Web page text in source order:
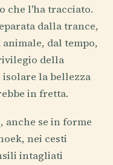
che l'ha tracciato.
dalla trance,
dal tempo,
della
isolare la bellezza
in fretta.
anche se in forme
nei cesti
intagliati